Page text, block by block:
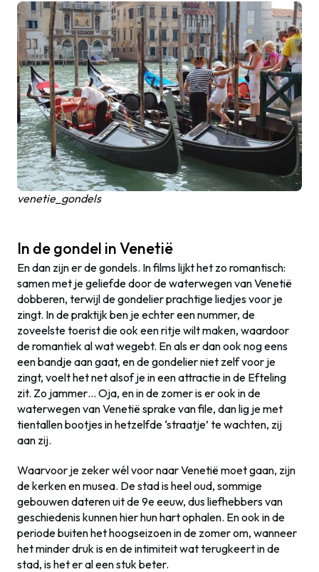
venetie_gondels
In de gondel in Venetië
En dan zijn er de gondels. In films lijkt het zo romantisch:
samen met je geliefde door de waterwegen van Venetië
dobberen, terwijl de gondelier prachtige liedjes voor je
zingt. In de praktijk ben je echter een nummer, de
zoveelste toerist die ook een ritje wilt maken, waardoor
de romantiek al wat wegebt. En als er dan ook nog eens
een bandje aan gaat, en de gondelier niet zelf voor je
zingt, voelt het net alsof je in een attractie in de Efteling
zit. Zo jammer… Oja, en in de zomer is er ook in de
waterwegen van Venetië sprake van file, dan lig je met
tientallen bootjes in hetzelfde ‘straatje’ te wachten, zij
aan zij.
Waarvoor je zeker wél voor naar Venetië moet gaan, zijn
de kerken en musea. De stad is heel oud, sommige
gebouwen dateren uit de 9e eeuw, dus liefhebbers van
geschiedenis kunnen hier hun hart ophalen. En ook in de
periode buiten het hoogseizoen in de zomer om, wanneer
het minder druk is en de intimiteit wat terugkeert in de
stad, is het er al een stuk beter.